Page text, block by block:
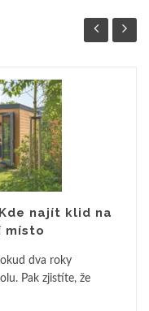
najít klid na
místo
dva roky
Pak zjistíte, že